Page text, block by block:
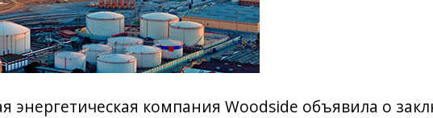
энергетическая компания Woodside объявила о